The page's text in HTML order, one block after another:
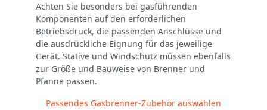
Achten Sie besonders bei gasführenden
Komponenten auf den erforderlichen
Betriebsdruck, die passenden Anschlüsse und
die ausdrückliche Eignung für das jeweilige
Gerät. Stative und Windschutz müssen ebenfalls
zur Größe und Bauweise von Brenner und
Pfanne passen.
Passendes Gasbrenner-Zubehör auswählen